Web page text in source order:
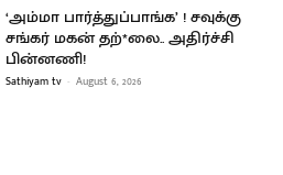
‘அம்மா பார்த்துப்பாங்க’ ! சவுக்கு
சங்கர் மகன் தற்*லை.. அதிர்ச்சி
பின்னணி!
Sathiyam tv - August 6, 2026